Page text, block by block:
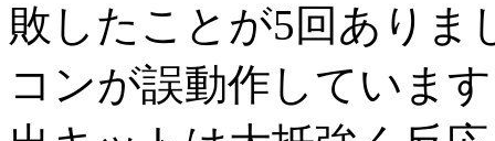
敗したことが5回あり
コンが誤動作していま